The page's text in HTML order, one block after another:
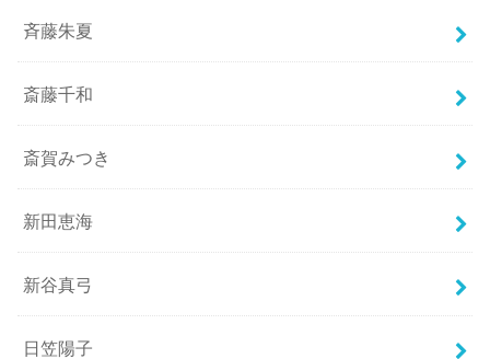
斉藤朱夏
斎藤千和
斎賀みつき
新田恵海
新谷真弓
日笠陽子